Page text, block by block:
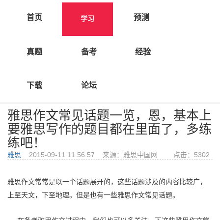
首页 学习 预测
真题 备考 经验
下载 论坛
>学习>
雅思作文常见话题一览，恩，基本上
要雅思写作的题目都在里面了，多练
练吧！
雅思 2015-09-11 11:56:57 来源：雅思中国网 点击： 5302
雅思作文常常是以一个话题展开的，这些话题涉及的内容比较广，
上至天文，下至地理。但是也有一些雅思作文常见话题。